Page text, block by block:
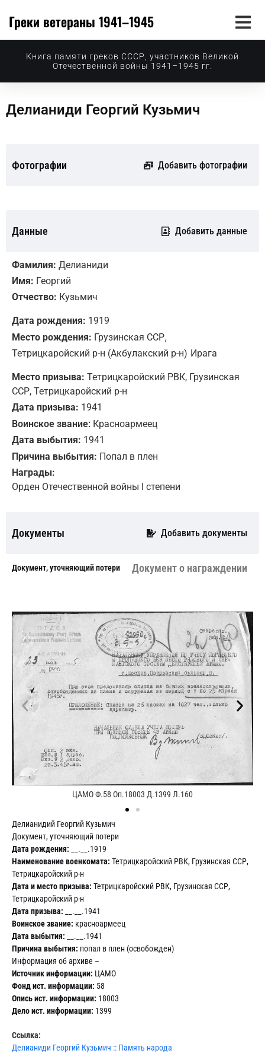
Греки ветераны 1941–1945
Книга памяти греков СССР, участников Великой
Отечественной войны 1941–1945 гг.
Делианиди Георгий Кузьмич
Фотографии Добавить фотографии
Данные Добавить данные
Фамилия: Делианиди
Имя: Георгий
Отчество: Кузьмич
Дата рождения: 1919
Место рождения: Грузинская ССР,
Тетрицкаройский р-н (Акбулакский р-н) Ирага
Место призыва: Тетрицкаройский РВК, Грузинская
ССР, Тетрицкаройский р-н
Дата призыва: 1941
Воинское звание: Красноармеец
Дата выбытия: 1941
Причина выбытия: Попал в плен
Награды:
Орден Отечественной войны I степени
Документы Добавить документы
Документ, уточняющий потери Документ о награждении
ЦАМО Ф.58 Оп.18003 Д.1399 Л.160
Делианидий Георгий Кузьмич
Документ, уточняющий потери
Дата рождения: __.__.1919
Наименование военкомата: Тетрицкаройский РВК, Грузинская ССР,
Тетрицкаройский р-н
Дата и место призыва: Тетрицкаройский РВК, Грузинская ССР,
Тетрицкаройский р-н
Дата призыва: __.__.1941
Воинское звание: красноармеец
Дата выбытия: __.__.1941
Причина выбытия: попал в плен (освобожден)
Информация об архиве –
Источник информации: ЦАМО
Фонд ист. информации: 58
Опись ист. информации: 18003
Дело ист. информации: 1399
Ссылка:
Делианиди Георгий Кузьмич :: Память народа